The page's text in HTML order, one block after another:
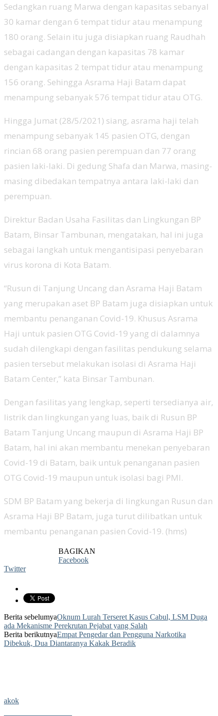
Sedangkan ruang Marwa dengan kapasitas sebanyal
30 kamar dengan 6 tempat tidur atau menampung
180 orang. Selain itu juga disiapkan ruang Raudhah
sebagai cadangan dengan kapasitas 78 kamar
dengan kapasitas 2 tempat tidur atau menampung
156 orang. Sehingga Asrama Haji Batam dapat
menampung sebanyak 576 tempat tidur atau OTG.
Hingga Jumat (28/5/2021) siang, asrama haji telah
menampung sebanyak 145 pasien OTG, dengan
rincian 68 orang pasien perempuan dan 77 orang
pasien laki-laki. Di gedung Shafa dan Marwa, masing-
masing dibedakan tempatnya antara laki-laki dan
perempuan.
Direktur Badan Usaha Fasilitas dan Lingkungan BP
Batam, Binsar Tambunan, mengatakan, hal ini juga
sebagai langkah untuk mengantisipasi penyebaran
virus korona di Kota Batam.
“Rusun di Tanjung Uncang dan Asrama Haji Batam
yang merupakan aset BP Batam juga disiapkan untuk
membantu penanganan Covid-19. Khusus Asrama
Haji untuk pasien OTG Covid-19 yang di dalamnya
sudah dilengkapi dengan fasilitas pendukung selama
pasien tersebut melakukan isolasi di Asrama Haji
Batam Center,” kata Binsar Tambunan.
Dengan fasilitas yang lengkap, seperti tersedianya air,
listrik dan lingkungan yang luas, baik di Rusun BP
Batam Tanjung Uncang maupun di Asrama Haji BP
Batam, hal ini akan membantu menekan penyebaran
Covid-19 di Batam, baik untuk penanganan pasien
OTG Covid-19 maupun untuk isolasi bagi PMI.
SDM BP Batam yang bekerja di lingkungan Rusun dan
Asrama Haji BP Batam, juga turut dilibatkan untuk
membantu penanganan pasien Covid-19. (hms)
BAGIKAN
Facebook
Twitter
Berita sebelumyaOknum Lurah Terseret Kasus Cabul, LSM Duga
ada Mekanisme Perekrutan Pejabat yang Salah
Berita berikutnyaEmpat Pengedar dan Pengguna Narkotika
Dibekuk, Dua Diantaranya Kakak Beradik
akok